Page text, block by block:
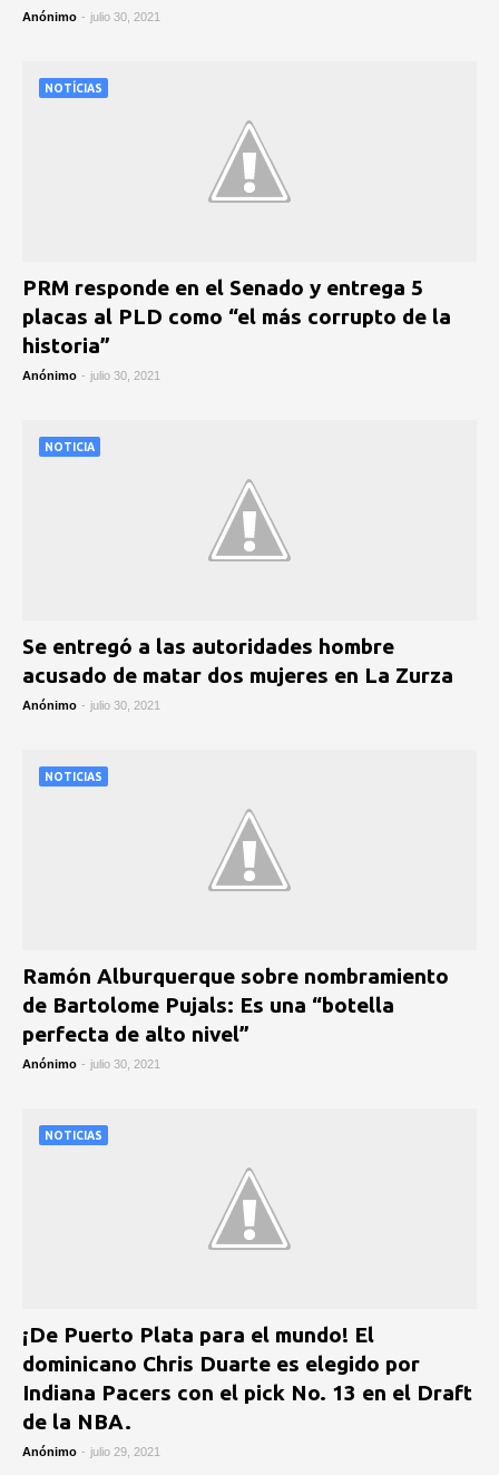
Anónimo - julio 30, 2021
NOTÍCIAS
PRM responde en el Senado y entrega 5
placas al PLD como “el más corrupto de la
historia”
Anónimo - julio 30, 2021
NOTICIA
Se entregó a las autoridades hombre
acusado de matar dos mujeres en La Zurza
Anónimo - julio 30, 2021
NOTICIAS
Ramón Alburquerque sobre nombramiento
de Bartolome Pujals: Es una “botella
perfecta de alto nivel”
Anónimo - julio 30, 2021
NOTICIAS
¡De Puerto Plata para el mundo! El
dominicano Chris Duarte es elegido por
Indiana Pacers con el pick No. 13 en el Draft
de la NBA.
Anónimo - julio 29, 2021